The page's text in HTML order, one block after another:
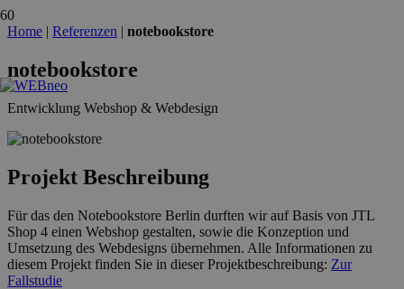
Home | Referenzen | notebookstore
notebookstore
Entwicklung Webshop & Webdesign
Projekt Beschreibung
Für das den Notebookstore Berlin durften wir auf Basis von JTL
Shop 4 einen Webshop gestalten, sowie die Konzeption und
Umsetzung des Webdesigns übernehmen. Alle Informationen zu
diesem Projekt finden Sie in dieser Projektbeschreibung: Zur
Fallstudie